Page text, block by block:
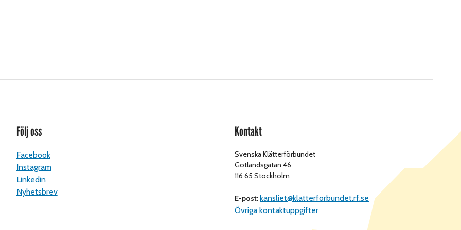
Följ oss
Facebook
Instagram
Linkedin
Nyhetsbrev
Kontakt
Svenska Klätterförbundet
Gotlandsgatan 46
116 65 Stockholm
E-post:kansliet@klatterforbundet.rf.se
Övriga kontaktuppgifter